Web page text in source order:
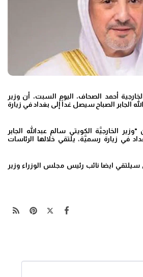
أحمد الصحاف، اليوم السبت، أن وزير
الجابر الصباح سيصل غداً إلى بغداد في زيارة
الخارجيَّة الكويتي سالم عبدالله الجابر
في زيارة رسميَّة، يلتقي خلالها الرئاسات
سيلتقي ايضا نائب رئيس مجلس الوزراء وزير